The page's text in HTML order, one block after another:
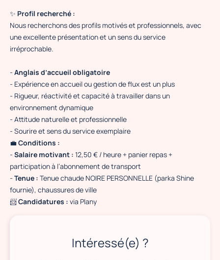
✨ Profil recherché :
Nous recherchons des profils motivés et professionnels, avec
une excellente présentation et un sens du service
irréprochable.
- Anglais d’accueil obligatoire
- Expérience en accueil ou gestion de flux est un plus
- Rigueur, réactivité et capacité à travailler dans un
environnement dynamique
- Attitude naturelle et professionnelle
- Sourire et sens du service exemplaire
💼Conditions :
- Salaire motivant : 12,50 € / heure + panier repas +
participation à l’abonnement de transport
- Tenue : Tenue chaude NOIRE PERSONNELLE (parka Shine
fournie), chaussures de ville
📨Candidatures : via Plany
Intéressé(e) ?